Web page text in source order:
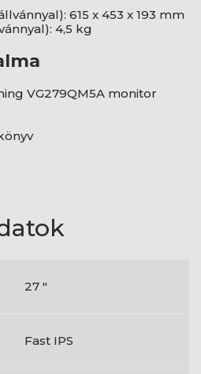
615 x 453 x 193 mm
4,5 kg
VG279QM5A monitor
27 "
Fast IPS